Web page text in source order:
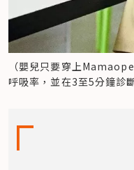
（嬰兒只要穿上
呼吸率，並在3至5分鐘診